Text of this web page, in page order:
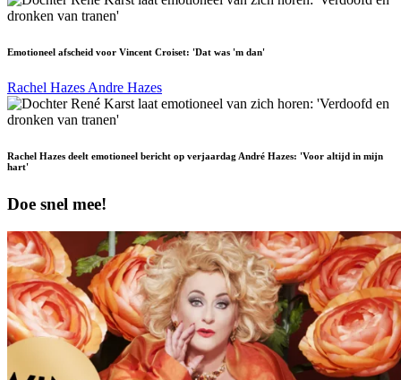
Emotioneel afscheid voor Vincent Croiset: 'Dat was 'm dan'
Rachel Hazes Andre Hazes
Rachel Hazes deelt emotioneel bericht op verjaardag André Hazes: 'Voor altijd in mijn
hart'
Doe snel mee!